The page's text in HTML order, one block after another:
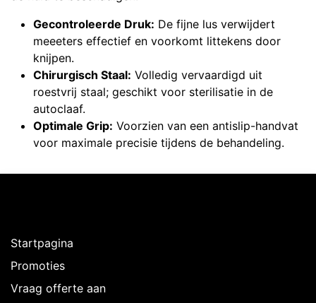
Gecontroleerde Druk: De fijne lus verwijdert
meeeters effectief en voorkomt littekens door
knijpen.
Chirurgisch Staal: Volledig vervaardigd uit
roestvrij staal; geschikt voor sterilisatie in de
autoclaaf.
Optimale Grip: Voorzien van een antislip-handvat
voor maximale precisie tijdens de behandeling.
Startpagina
Promoties
Vraag offerte aan